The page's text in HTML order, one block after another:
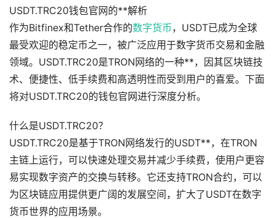
USDT.TRC20钱包官网的**解析
作为Bitfinex和Tether合作的数字货币，USDT已成为全球
最受欢迎的稳定币之一，被广泛应用于数字货币交易和金融
领域。USDT.TRC20是TRON网络的一种**，因其区块链技
术、便捷性、低手续费和高透明性而受到用户的喜爱。下面
将对USDT.TRC20的钱包官网进行深度分析。
什么是USDT.TRC20？
USDT.TRC20是基于TRON网络发行的USDT**，在TRON
主链上运行，可以快速处理交易并减少手续费，使用户更容
易实现数字资产的交换与转移。它还支持TRON合约，可以
为区块链应用提供更广阔的发展空间，扩大了USDT在数字
货币世界的应用场景。